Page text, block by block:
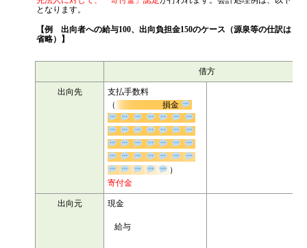
となります。
【例 出向者への給与100、出向負担金150のケース（源泉等の仕訳は
省略）】
借方
出向先
支払手数料
（
損金
寄付金
出向元 現金
給与